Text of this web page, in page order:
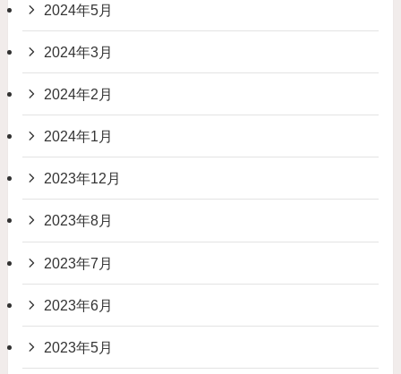
2024年5月
2024年3月
2024年2月
2024年1月
2023年12月
2023年8月
2023年7月
2023年6月
2023年5月